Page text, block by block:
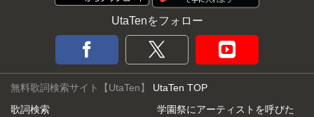
UtaTenをフォロー
無料歌詞検索サイト【UtaTen】 UtaTen TOP
歌詞検索
学園祭にアーティストを呼びた